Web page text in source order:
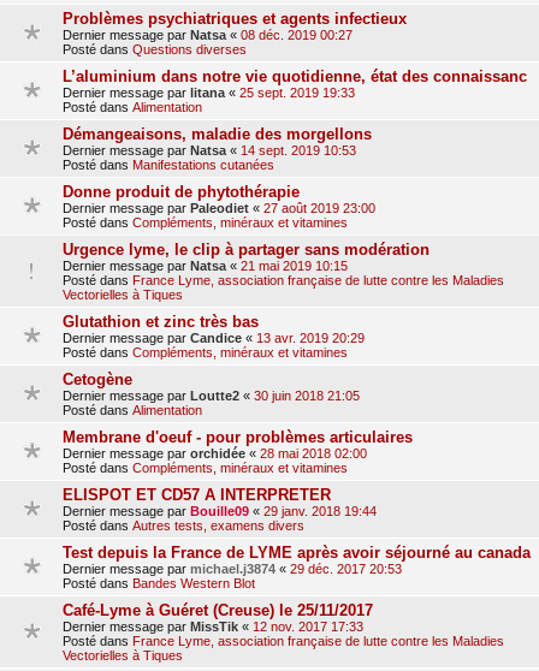
Problèmes psychiatriques et agents infectieux
Dernier message par Natsa « 08 déc. 2019 00:27
Posté dans Questions diverses
L’aluminium dans notre vie quotidienne, état des connaissanc
Dernier message par litana « 25 sept. 2019 19:33
Posté dans Alimentation
Démangeaisons, maladie des morgellons
Dernier message par Natsa « 14 sept. 2019 10:53
Posté dans Manifestations cutanées
Donne produit de phytothérapie
Dernier message par Paleodiet « 27 août 2019 23:00
Posté dans Compléments, minéraux et vitamines
Urgence lyme, le clip à partager sans modération
Dernier message par Natsa « 21 mai 2019 10:15
Posté dans France Lyme, association française de lutte contre les Maladies
Vectorielles à Tiques
Glutathion et zinc très bas
Dernier message par Candice « 13 avr. 2019 20:29
Posté dans Compléments, minéraux et vitamines
Cetogène
Dernier message par Loutte2 « 30 juin 2018 21:05
Posté dans Alimentation
Membrane d'oeuf - pour problèmes articulaires
Dernier message par orchidée « 28 mai 2018 02:00
Posté dans Compléments, minéraux et vitamines
ELISPOT ET CD57 A INTERPRETER
Dernier message par Bouille09 « 29 janv. 2018 19:44
Posté dans Autres tests, examens divers
Test depuis la France de LYME après avoir séjourné au canada
Dernier message par michael.j3874 « 29 déc. 2017 20:53
Posté dans Bandes Western Blot
Café-Lyme à Guéret (Creuse) le 25/11/2017
Dernier message par MissTik « 12 nov. 2017 17:33
Posté dans France Lyme, association française de lutte contre les Maladies
Vectorielles à Tiques